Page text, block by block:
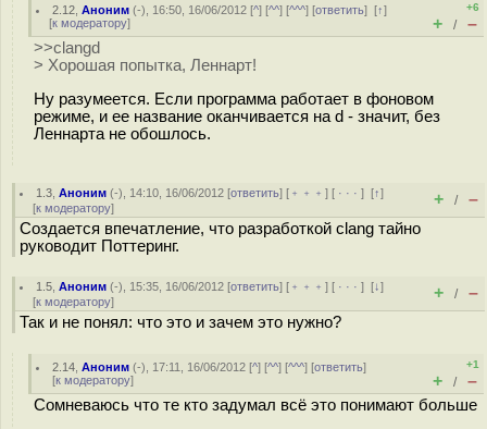
2.12 ,Аноним (-), 16:50, 16/06/2012 [^] [^^] [^^^] [ответить][↑]
[к модератору]
+6
+ / –
>>clangd
> Хорошая попытка, Леннарт!
Ну разумеется. Если программа работает в фоновом
режиме, и ее название оканчивается на d - значит, без
Леннарта не обошлось.
1.3 ,Аноним (-), 14:10, 16/06/2012 [ответить] [ ﹢﹢﹢] [ · · ·][↑]
[к модератору] + / –
Создается впечатление, что разработкой clang тайно
руководит Поттеринг.
1.5 ,Аноним (-), 15:35, 16/06/2012 [ответить] [ ﹢﹢﹢] [ · · ·][↓]
[к модератору] + / –
Так и не понял: что это и зачем это нужно?
2.14 ,Аноним (-), 17:11, 16/06/2012 [^] [^^] [^^^] [ответить]
[к модератору]
+1
+ / –
Сомневаюсь что те кто задумал всё это понимают больше